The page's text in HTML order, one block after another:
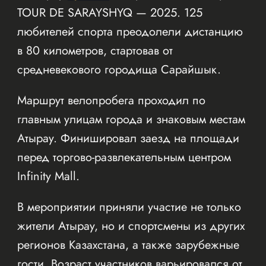
TOUR DE SARAYSHYQ — 2025. 125
любителей спорта преодолели дистанцию
в 80 километров, стартовав от
средневекового городища Сарайшык.
Маршрут велопробега проходил по
главным улицам города и знаковым местам
Атырау. Финишировал заезд на площади
перед торгово-развлекательным центром
Infinity Mall.
В мероприятии приняли участие не только
жители Атырау, но и спортсмены из других
регионов Казахстана, а также зарубежные